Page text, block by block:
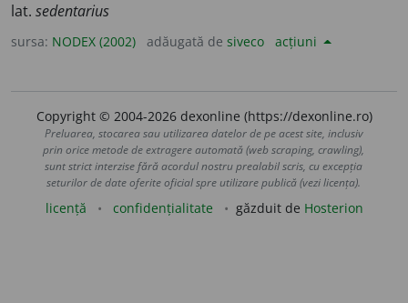
lat. sedentarius
sursa: NODEX (2002) adăugată de siveco acțiuni
Copyright © 2004-2026 dexonline (https://dexonline.ro)
Preluarea, stocarea sau utilizarea datelor de pe acest site, inclusiv
prin orice metode de extragere automată (web scraping, crawling),
sunt strict interzise fără acordul nostru prealabil scris, cu excepția
seturilor de date oferite oficial spre utilizare publică (vezi licența).
licență confidențialitate găzduit de Hosterion